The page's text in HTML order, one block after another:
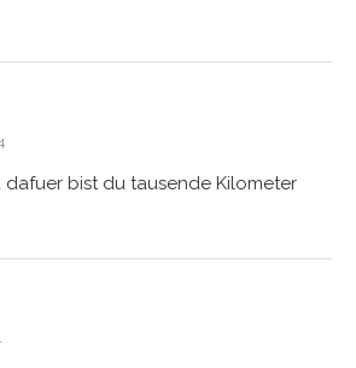
dafuer bist du tausende Kilometer